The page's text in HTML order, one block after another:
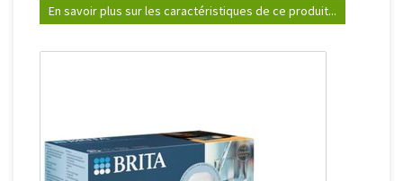
En savoir plus sur les caractéristiques de ce produit...